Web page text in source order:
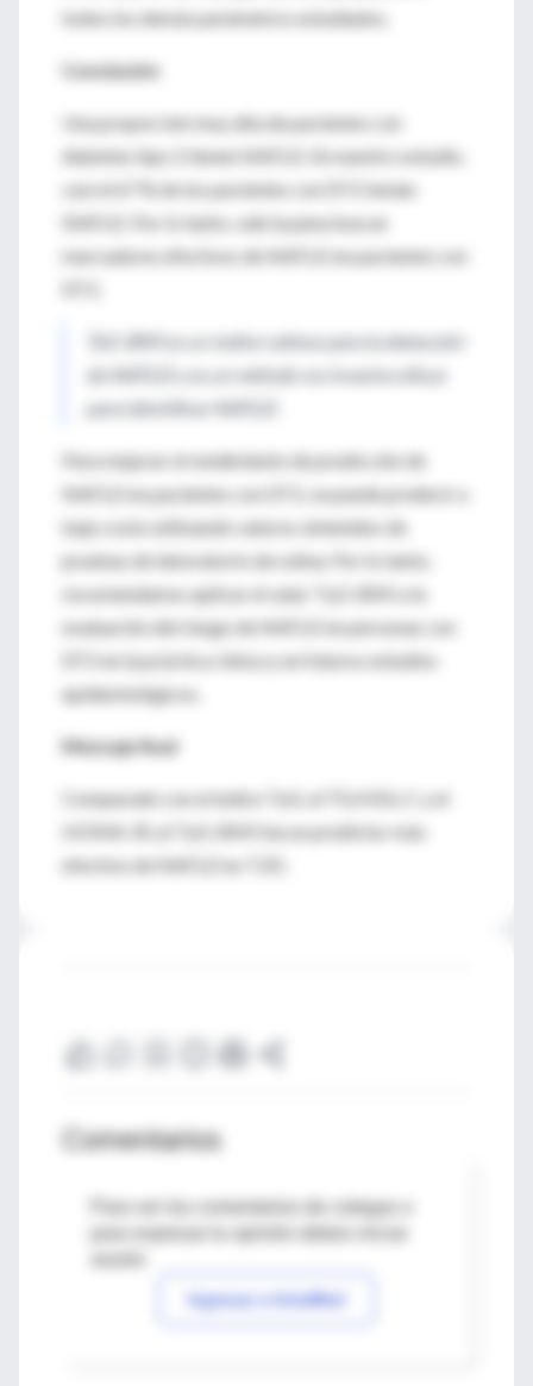
todos los demás parámetros estudiados.
Conclusión
Una proporción muy alta de pacientes con
diabetes tipo 2 tienen NAFLD. En nuestro estudio,
casi el 67 % de los pacientes con DT2 tenían
NAFLD. Por lo tanto, vale la pena buscar
marcadores efectivos de NAFLD en pacientes con
TyG-BMI es un índice valioso para la detección
de NAFLD y es un método no invasivo eficaz
para identificar NAFLD.
Para mejorar el rendimiento de predicción de
NAFLD en pacientes con DT2, se puede predecir a
bajo costo utilizando valores obtenidos de
pruebas de laboratorio de rutina. Por lo tanto,
recomendamos aplicar el valor TyG-BMI a la
evaluación del riesgo de NAFLD en personas con
DT2 en la práctica clínica y en futuros estudios
epidemiológicos.
Mensaje final
Comparado con el índice TyG, el TG/HDL-C y el
HOMA-IR, el TyG-BMI fue un predictor más
efectivo de NAFLD en T2D.
Comentarios
Para ver los comentarios de colegas o
Ingresar a IntraMed